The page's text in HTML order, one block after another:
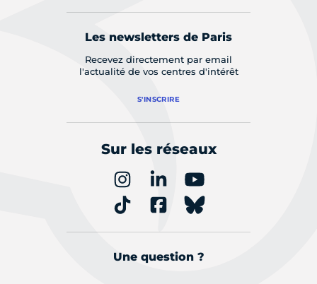
Les newsletters de Paris
Recevez directement par email
l'actualité de vos centres d'intérêt
S'INSCRIRE
Sur les réseaux
Une question ?